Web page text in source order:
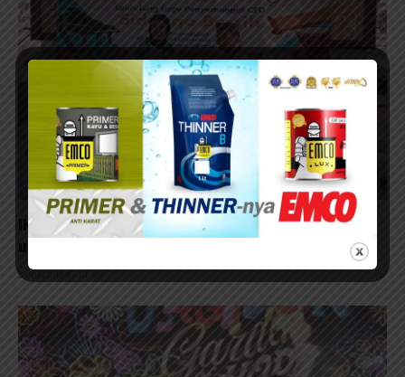
IKA Unair Sidoarjo Launching Lagu Sidoarjo Bersih
31/05/2026 - 10:48